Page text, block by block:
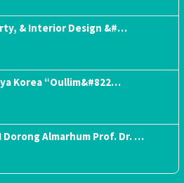
& Interior Design &#…
Korea “Oullim&#822…
Dorong Almarhum Prof. Dr. …